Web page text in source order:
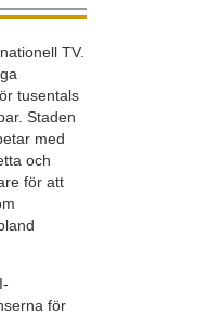
TV.
tusentals
Staden
med
och
för att
för